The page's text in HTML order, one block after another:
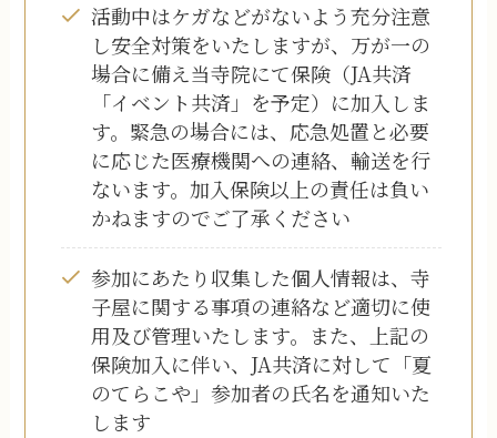
活動中はケガなどがないよう充分注意
し安全対策をいたしますが、万が一の
場合に備え当寺院にて保険（JA共済
「イベント共済」を予定）に加入しま
す。緊急の場合には、応急処置と必要
に応じた医療機関への連絡、輸送を行
ないます。加入保険以上の責任は負い
かねますのでご了承ください
参加にあたり収集した個人情報は、寺
子屋に関する事項の連絡など適切に使
用及び管理いたします。また、上記の
保険加入に伴い、JA共済に対して「夏
のてらこや」参加者の氏名を通知いた
します